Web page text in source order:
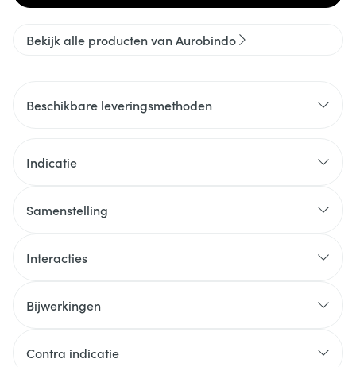
Bekijk alle producten van Aurobindo
Beschikbare leveringsmethoden
Indicatie
Samenstelling
Interacties
Bijwerkingen
Contra indicatie